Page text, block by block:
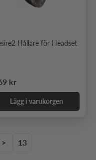
Hållare för Headset
pris
kr
Lägg i varukorgen
> 13